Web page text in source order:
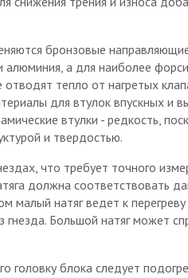
бронзовые
а для наиболее
тепло от нагретых
для втулок впускных и
втулки - редкость,
и твердостью.
что требует точного
должна соответствовать
малый натяг ведет к перегреву
Большой натяг может
головку блока следует